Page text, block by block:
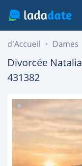
d'Accueil Dames
Divorcée Natalia
431382